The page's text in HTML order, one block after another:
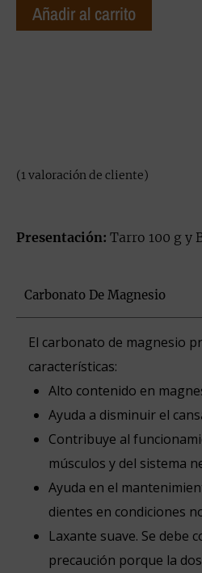
Añadir al carrito
con
de 5 en
(1 valoración de cliente)
Presentación: Tarro 100 g y
Carbonato De Magnesio
El carbonato de magnesio
características:
Alto contenido en
Ayuda a disminuir el
Contribuye al
músculos y del sistema
Ayuda en el
dientes en condiciones
Laxante suave. Se debe
precaución porque la